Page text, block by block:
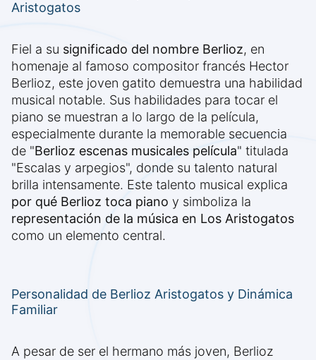
Aristogatos
Fiel a su significado del nombre Berlioz, en
homenaje al famoso compositor francés Hector
Berlioz, este joven gatito demuestra una habilidad
musical notable. Sus habilidades para tocar el
piano se muestran a lo largo de la película,
especialmente durante la memorable secuencia
de "Berlioz escenas musicales película" titulada
"Escalas y arpegios", donde su talento natural
brilla intensamente. Este talento musical explica
por qué Berlioz toca piano y simboliza la
representación de la música en Los Aristogatos
como un elemento central.
Personalidad de Berlioz Aristogatos y Dinámica
Familiar
A pesar de ser el hermano más joven, Berlioz